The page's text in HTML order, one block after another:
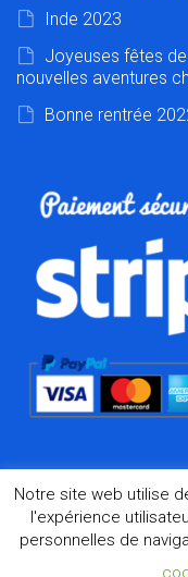
Inde 2023
Joyeuses fêtes
nouvelles aventures
Bonne rentrée
©2026 Dharma.fr, la
Notre site web utilise
l'expérience
personnelles de